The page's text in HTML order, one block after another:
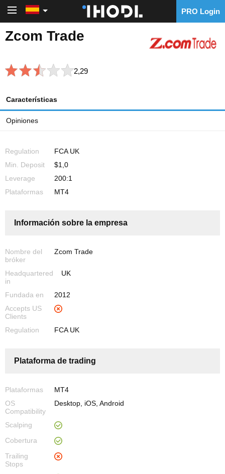
PRO Login
Zcom Trade
2,29
Características
Opiniones
Regulation
FCA UK
Min. Deposit
$1,0
Leverage
200:1
Plataformas
MT4
Información sobre la empresa
Nombre del
bróker
Zcom Trade
Headquartered
in
UK
Fundada en
2012
Accepts US
Clients
Regulation
FCA UK
Plataforma de trading
Plataformas
MT4
OS
Compatibility
Desktop, iOS, Android
Scalping
Cobertura
Trailing
Stops